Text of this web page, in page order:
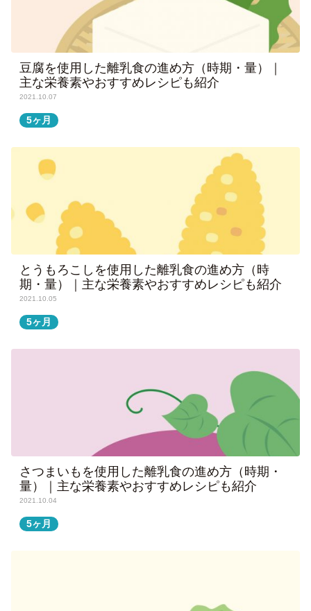
豆腐を使用した離乳食の進め方（時期・量）｜
主な栄養素やおすすめレシピも紹介
2021.10.07
5ヶ月
とうもろこしを使用した離乳食の進め方（時
期・量）｜主な栄養素やおすすめレシピも紹介
2021.10.05
5ヶ月
さつまいもを使用した離乳食の進め方（時期・
量）｜主な栄養素やおすすめレシピも紹介
2021.10.04
5ヶ月